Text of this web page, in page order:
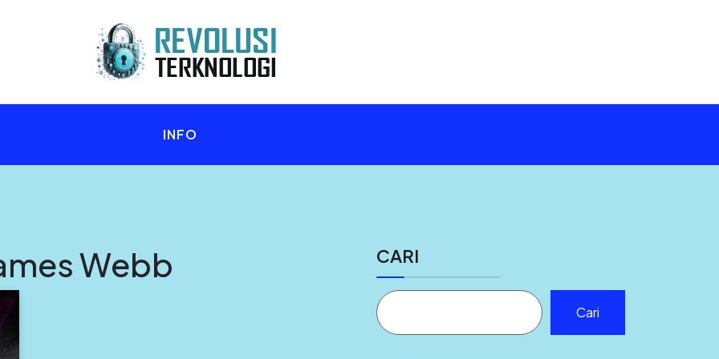
INFO
Webb CARI
Cari